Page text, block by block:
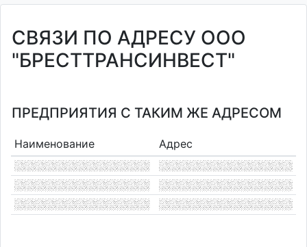
СВЯЗИ ПО АДРЕСУ ООО
"БРЕСТТРАНСИНВЕСТ"
ПРЕДПРИЯТИЯ С ТАКИМ ЖЕ АДРЕСОМ
Наименование Адрес